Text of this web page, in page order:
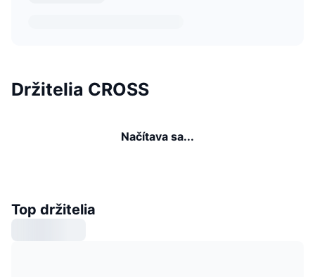
Držitelia CROSS
Načítava sa...
Top držitelia